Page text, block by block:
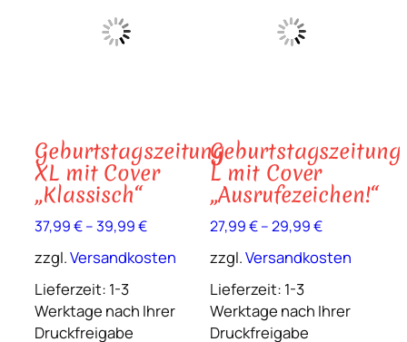
werden
Geburtstagszeitung
XL mit Cover
„Klassisch“
37,99€–39,99€
zzgl.Versandkosten
Lieferzeit: 1-3
Werktage nach Ihrer
Druckfreigabe
Geburtstagszeitung
L mit Cover
„Ausrufezeichen!“
27,99€–29,99€
zzgl.Versandkosten
Lieferzeit: 1-3
Werktage nach Ihrer
Druckfreigabe